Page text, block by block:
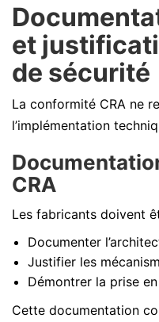
et
de sécurité
La conformité CRA ne
l’implémentation
CRA
Les fabricants doivent
Documenter
Justifier les
Démontrer la prise
Cette documentation